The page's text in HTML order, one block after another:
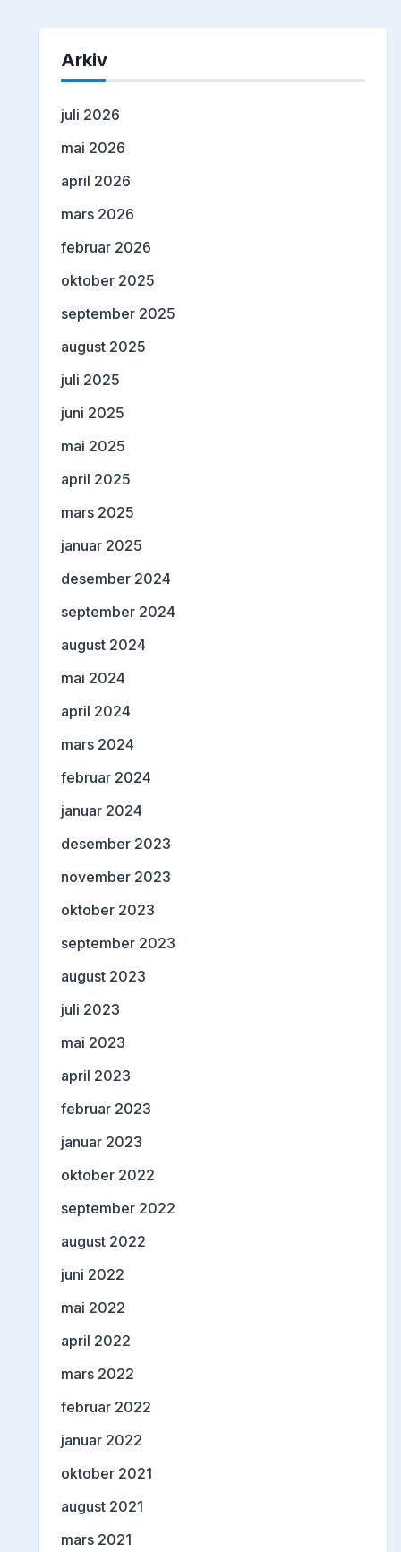
Arkiv
juli 2026
mai 2026
april 2026
mars 2026
februar 2026
oktober 2025
september 2025
august 2025
juli 2025
juni 2025
mai 2025
april 2025
mars 2025
januar 2025
desember 2024
september 2024
august 2024
mai 2024
april 2024
mars 2024
februar 2024
januar 2024
desember 2023
november 2023
oktober 2023
september 2023
august 2023
juli 2023
mai 2023
april 2023
februar 2023
januar 2023
oktober 2022
september 2022
august 2022
juni 2022
mai 2022
april 2022
mars 2022
februar 2022
januar 2022
oktober 2021
august 2021
mars 2021